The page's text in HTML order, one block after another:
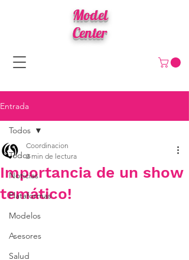
Model
Center
Entrada
Todos
Noticias
Plataformas
Modelos
Asesores
Salud
Todos
Importancia de un show
temático!
Coordinacion
2 min de lectura